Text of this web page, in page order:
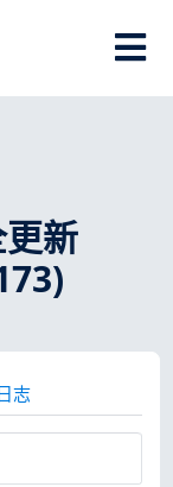
新
志